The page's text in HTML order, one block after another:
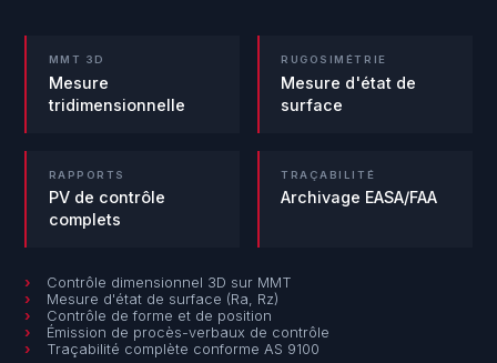
MMT 3D
Mesure
tridimensionnelle
RUGOSIMÉTRIE
Mesure d'état de
surface
RAPPORTS
PV de contrôle
complets
TRAÇABILITÉ
Archivage EASA/FAA
Contrôle dimensionnel 3D sur MMT
Mesure d'état de surface (Ra, Rz)
Contrôle de forme et de position
Émission de procès-verbaux de contrôle
Traçabilité complète conforme AS 9100